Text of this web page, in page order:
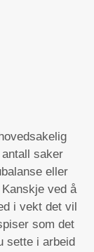
saker
eller
ved å
i vekt det vil
som det
sette i arbeid